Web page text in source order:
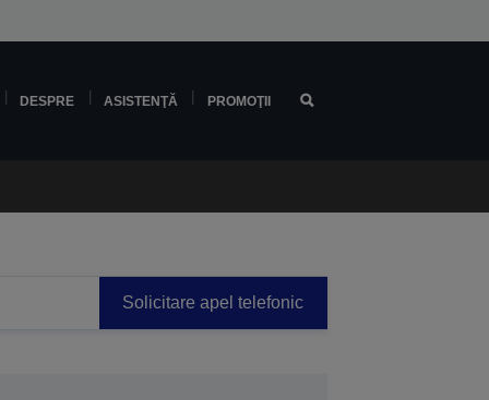
DESPRE ASISTENŢĂ PROMOŢII
Solicitare apel telefonic